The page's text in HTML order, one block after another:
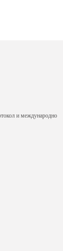
и международно